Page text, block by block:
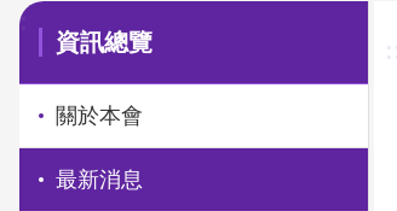
:::
資訊總覽
關於本會
最新消息